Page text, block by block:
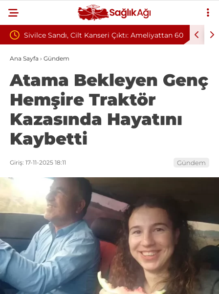
Çıktı: Ameliyattan 60 Baş Dönmesiyle Gitti, Dünyada 68.
Ana Sayfa › Gündem
Atama Bekleyen Genç
Hemşire Traktör
Kazasında Hayatını
Kaybetti
Giriş: 17-11-2025 18:11 Gündem